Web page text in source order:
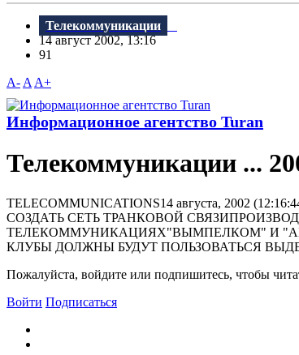
Телекоммуникации
14 август 2002, 13:16
91
A- A A+
Информационное агентство Turan
Телекоммуникации ...
TELECOMMUNICATIONS14 августа,
СОЗДАТЬ СЕТЬ ТРАНКОВОЙ
ТЕЛЕКОММУНИКАЦИЯХ"ВЫМПЕЛКОМ" И
КЛУБЫ ДОЛЖНЫ БУДУТ ПОЛЬЗОВАТЬСЯ
Пожалуйста, войдите или подпишитесь, чтобы
Войти Подписаться